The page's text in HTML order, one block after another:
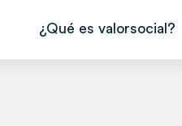
¿Qué es valorsocial?